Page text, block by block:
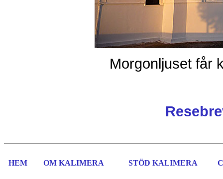
Morgonljuset får
HEM OM KALIMERA STÖD KALIMERA